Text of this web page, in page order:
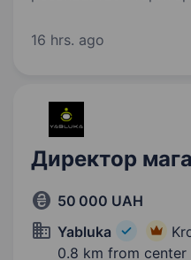
Преображенська
16 hrs. ago
Директор
50 000 UAH
Yabluka
0.8 km from center